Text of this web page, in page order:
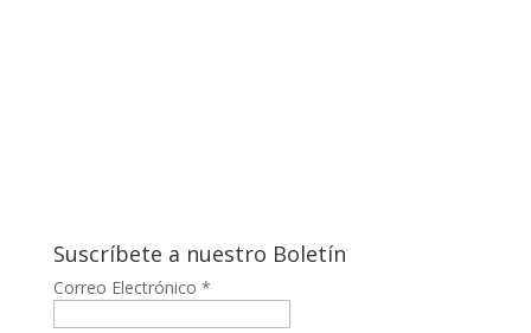
Suscríbete a nuestro Boletín
Correo Electrónico *